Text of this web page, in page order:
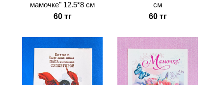
мамочке" 12.5*8 см
60 тг
см
60 тг